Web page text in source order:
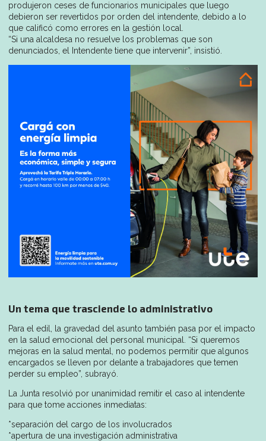
produjeron ceses de funcionarios municipales que luego
debieron ser revertidos por orden del intendente, debido a lo
que calificó como errores en la gestión local.
“Si una alcaldesa no resuelve los problemas que son
denunciados, el Intendente tiene que intervenir”, insistió.
Un tema que trasciende lo administrativo
Para el edil, la gravedad del asunto también pasa por el impacto
en la salud emocional del personal municipal. “Si queremos
mejoras en la salud mental, no podemos permitir que algunos
encargados se lleven por delante a trabajadores que temen
perder su empleo”, subrayó.
La Junta resolvió por unanimidad remitir el caso al intendente
para que tome acciones inmediatas:
*separación del cargo de los involucrados
*apertura de una investigación administrativa